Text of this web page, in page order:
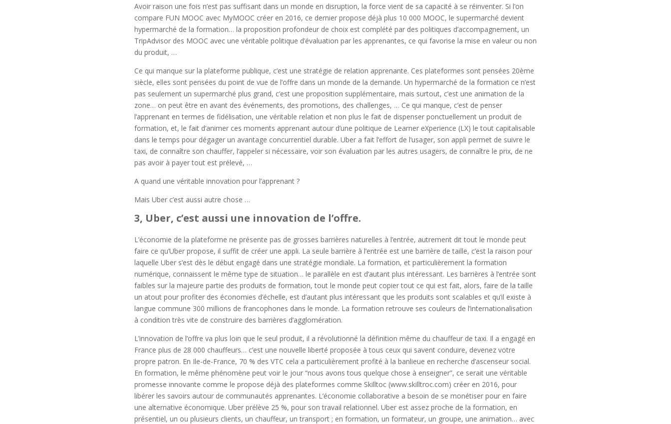
Avoir raison une fois n’est pas suffisant dans un monde en disruption, la force vient de sa capacité à se réinventer. Si l’on
compare FUN MOOC avec MyMOOC créer en 2016, ce dernier propose déjà plus 10 000 MOOC, le supermarché devient
hypermarché de la formation… la proposition profondeur de choix est complété par des politiques d’accompagnement, un
TripAdvisor des MOOC avec une véritable politique d’évaluation par les apprenantes, ce qui favorise la mise en valeur ou non
du produit, …
Ce qui manque sur la plateforme publique, c’est une stratégie de relation apprenante. Ces plateformes sont pensées 20ème
siècle, elles sont pensées du point de vue de l’offre dans un monde de la demande. Un hypermarché de la formation ce n’est
pas seulement un supermarché plus grand, c’est une proposition supplémentaire, mais surtout, c’est une animation de la
zone… on peut être en avant des événements, des promotions, des challenges, … Ce qui manque, c’est de penser
l’apprenant en termes de fidélisation, une véritable relation et non plus le fait de dispenser ponctuellement un produit de
formation, et, le fait d’animer ces moments apprenant autour d’une politique de Learner eXperience (LX) le tout capitalisable
dans le temps pour dégager un avantage concurrentiel durable. Uber a fait l’effort de l’usager, son appli permet de suivre le
taxi, de connaître son chauffer, l’appeler si nécessaire, voir son évaluation par les autres usagers, de connaître le prix, de ne
pas avoir à payer tout est prélevé, …
A quand une véritable innovation pour l’apprenant ?
Mais Uber c’est aussi autre chose …
3, Uber, c’est aussi une innovation de l’offre.
L’économie de la plateforme ne présente pas de grosses barrières naturelles à l’entrée, autrement dit tout le monde peut
faire ce qu’Uber propose, il suffit de créer une appli. La seule barrière à l’entrée est une barrière de taille, c’est la raison pour
laquelle Uber s’est dès le début engagé dans une stratégie mondiale. La formation, et particulièrement la formation
numérique, connaissent le même type de situation… le parallèle en est d’autant plus intéressant. Les barrières à l’entrée sont
faibles sur la majeure partie des produits de formation, tout le monde peut copier tout ce qui est fait, alors, faire de la taille
un atout pour profiter des économies d’échelle, est d’autant plus intéressant que les produits sont scalables et qu’il existe à
langue commune 300 millions de francophones dans le monde. La formation retrouve ses couleurs de l’internationalisation
à condition très vite de construire des barrières d’agglomération.
L’innovation de l’offre va plus loin que le seul produit, il a révolutionné la définition même du chauffeur de taxi. Il a engagé en
France plus de 28 000 chauffeurs… c’est une nouvelle liberté proposée à tous ceux qui savent conduire, devenez votre
propre patron. En Ile-de-France, 70 % des VTC cela a particulièrement profité à la banlieue en recherche d’ascenseur social.
En formation, le même phénomène peut voir le jour “nous avons tous quelque chose à enseigner”, ce serait une véritable
promesse innovante comme le propose déjà des plateformes comme Skilltoc (www.skilltroc.com) créer en 2016, pour
libérer les savoirs autour de communautés apprenantes. L’économie collaborative a besoin de se monétiser pour en faire
une alternative économique. Uber prélève 25 %, pour son travail relationnel. Uber est assez proche de la formation, en
présentiel, un ou plusieurs clients, un chauffeur, un transport ; en formation, un formateur, un groupe, une animation… avec